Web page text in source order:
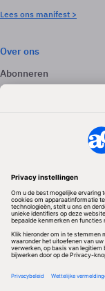
Lees ons manifest >
Over ons
Abonneren
Adverteren
Volg ons
Redactionele partner